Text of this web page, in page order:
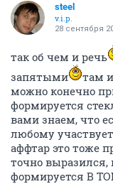
steel
v.i.p.
28 сентября
так об чем и речь
запятыми
там
можно конечно
формируется
вами знаем, что
любому
аффтар это тоже
точно выразился,
формируется В